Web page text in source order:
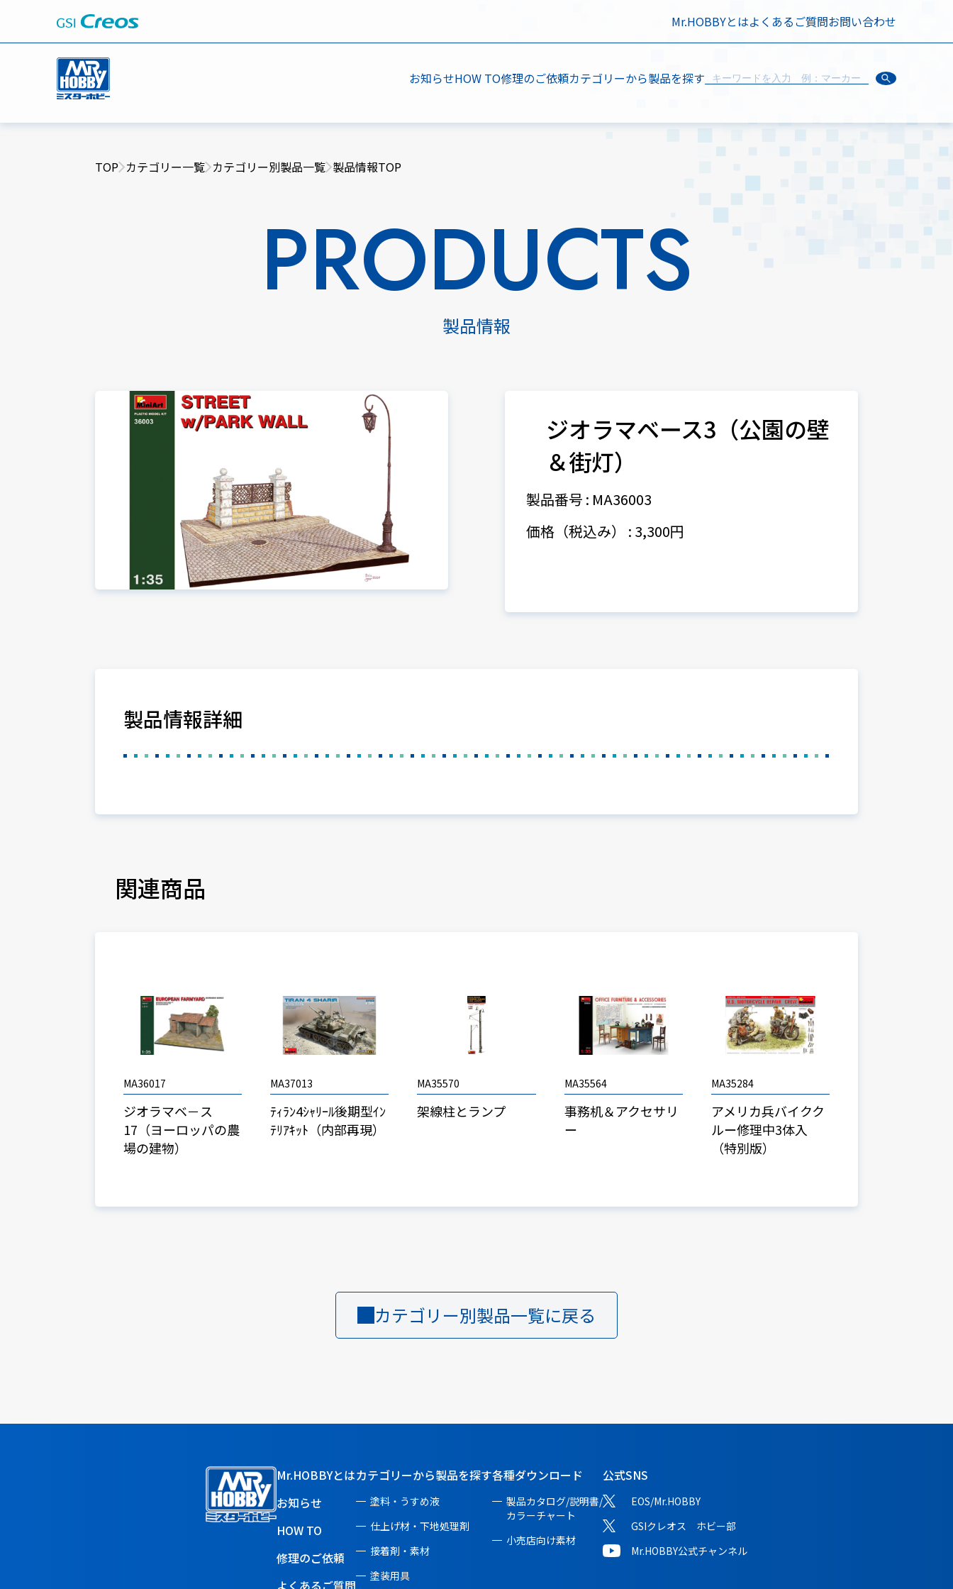
Mr.HOBBYとはよくあるご質問お問い合わせ
お知らせHOW TO修理のご依頼カテゴリーから製品を探す
TOP カテゴリー一覧 カテゴリー別製品一覧 製品情報TOP
PRODUCTS
製品情報
ジオラマベース3（公園の壁
＆街灯）
製品番号 : MA36003
価格（税込み） : 3,300円
製品情報詳細
関連商品
MA36017
ジオラマベ－ス
17（ヨーロッパの農
場の建物）
MA37013
ﾃｨﾗﾝ4ｼｬﾘｰﾙ後期型ｲﾝ
ﾃﾘｱｷｯﾄ（内部再現）
MA35570
架線柱とランプ
MA35564
事務机＆アクセサリ
ー
MA35284
アメリカ兵バイクク
ルー修理中3体入
（特別版）
カテゴリー別製品一覧に戻る
Mr.HOBBYとは
お知らせ
HOW TO
修理のご依頼
よくあるご質問
カテゴリーから製品を探す
塗料・うすめ液
仕上げ材・下地処理剤
接着剤・素材
塗装用具
各種ダウンロード
製品カタログ/説明書/
カラーチャート
小売店向け素材
公式SNS
EOS/Mr.HOBBY
GSIクレオス ホビー部
Mr.HOBBY公式チャンネル